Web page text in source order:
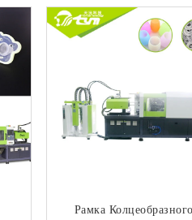
Форму Для
Воздушного Шара
КОНТАКТ
Рамка Колцеобразного